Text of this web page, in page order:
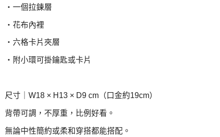
・一個拉鍊層
・花布內裡
・六格卡片夾層
・附小環可掛鑰匙或卡片
尺寸｜W18 × H13 × D9 cm（口金約19cm）
背帶可調，不厚重，比例好看。
無論中性簡約或柔和穿搭都能搭配。